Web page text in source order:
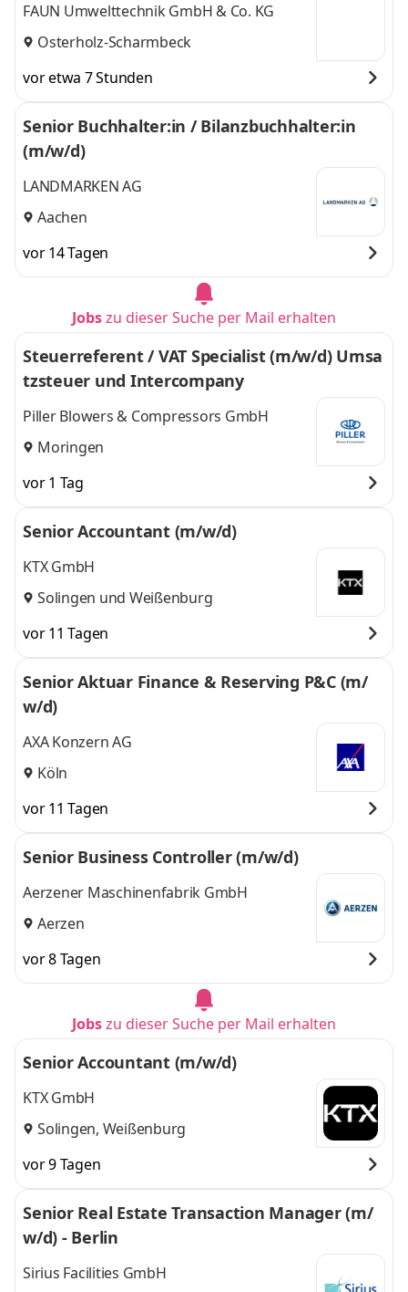
FAUN Umwelttechnik GmbH & Co. KG
Osterholz-Scharmbeck
vor etwa 7 Stunden
Senior Buchhalter:in / Bilanzbuchhalter:in
(m/w/d)
LANDMARKEN AG
Aachen
vor 14 Tagen
Jobszu dieser Suche per Mail erhalten
Steuerreferent / VAT Specialist (m/w/d) Umsa
tzsteuer und Intercompany
Piller Blowers & Compressors GmbH
Moringen
vor 1 Tag
Senior Accountant (m/w/d)
KTX GmbH
Solingen und Weißenburg
vor 11 Tagen
Senior Aktuar Finance & Reserving P&C (m/
w/d)
AXA Konzern AG
Köln
vor 11 Tagen
Senior Business Controller (m/w/d)
Aerzener Maschinenfabrik GmbH
Aerzen
vor 8 Tagen
Jobszu dieser Suche per Mail erhalten
Senior Accountant (m/w/d)
KTX GmbH
Solingen, Weißenburg
vor 9 Tagen
Senior Real Estate Transaction Manager (m/
w/d) - Berlin
Sirius Facilities GmbH